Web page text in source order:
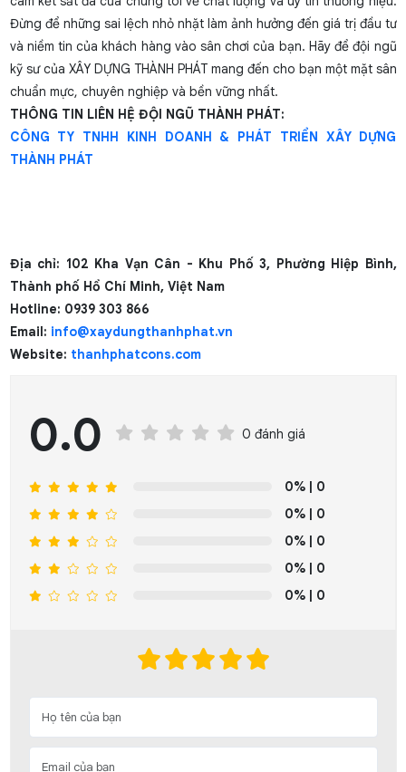
Đừng để những sai lệch nhỏ nhặt làm ảnh hưởng đến giá trị đầu tư
và niềm tin của khách hàng vào sân chơi của bạn. Hãy để đội ngũ
kỹ sư của XÂY DỰNG THÀNH PHÁT mang đến cho bạn một mặt sân
chuẩn mực, chuyên nghiệp và bền vững nhất.
THÔNG TIN LIÊN HỆ ĐỘI NGŨ THÀNH PHÁT:
CÔNG TY TNHH KINH DOANH & PHÁT TRIỂN XÂY DỰNG
THÀNH PHÁT
Địa chỉ: 102 Kha Vạn Cân - Khu Phố 3, Phường Hiệp Bình,
Thành phố Hồ Chí Minh, Việt Nam
Hotline: 0939 303 866
Email: info@xaydungthanhphat.vn
Website: thanhphatcons.com
0.0 0 đánh giá
0% | 0
0% | 0
0% | 0
0% | 0
0% | 0